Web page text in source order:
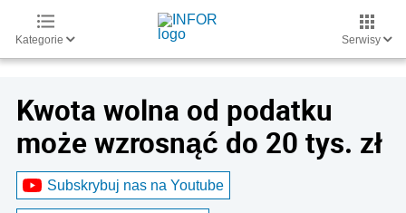
Kategorie Serwisy
Kwota wolna od podatku
może wzrosnąć do 20 tys. zł
Subskrybuj nas na Youtube